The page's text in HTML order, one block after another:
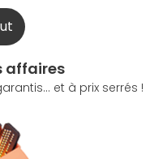
affaires
et à prix serrés !